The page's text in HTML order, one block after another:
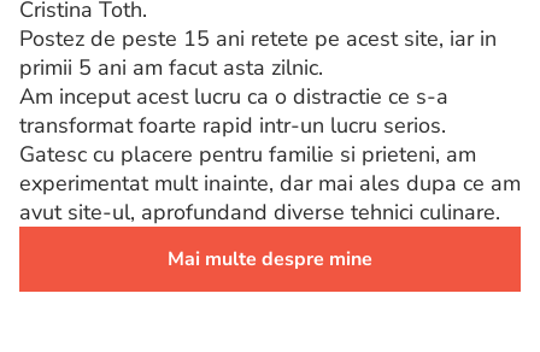
Cristina Toth.
Postez de peste 15 ani retete pe acest site, iar in
primii 5 ani am facut asta zilnic.
Am inceput acest lucru ca o distractie ce s-a
transformat foarte rapid intr-un lucru serios.
Gatesc cu placere pentru familie si prieteni, am
experimentat mult inainte, dar mai ales dupa ce am
avut site-ul, aprofundand diverse tehnici culinare.
Mai multe despre mine